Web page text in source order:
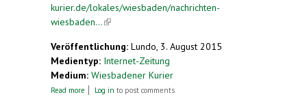
kurier.de/lokales/wiesbaden/nachrichten-
wiesbaden...(link is external)
Veröffentlichung: Lundo, 3. August 2015
Medientyp: Internet-Zeitung
Medium: Wiesbadener Kurier
Read more about Esperanto-Weltkongress in Wiesbaden:
Log in to post comments